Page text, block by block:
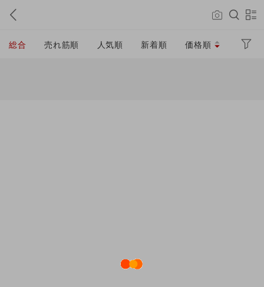
総合 売れ筋順 人気順 新着順 価格順